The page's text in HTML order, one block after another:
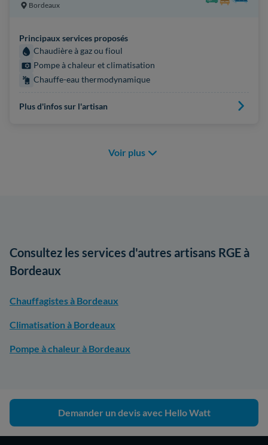
Bordeaux
Principaux services proposés
Chaudière à gaz ou fioul
Pompe à chaleur et climatisation
Chauffe-eau thermodynamique
Plus d'infos sur l'artisan
Voir plus
Consultez les services d'autres artisans RGE à
Bordeaux
Chauffagistes à Bordeaux
Climatisation à Bordeaux
Pompe à chaleur à Bordeaux
Demander un devis avec Hello Watt